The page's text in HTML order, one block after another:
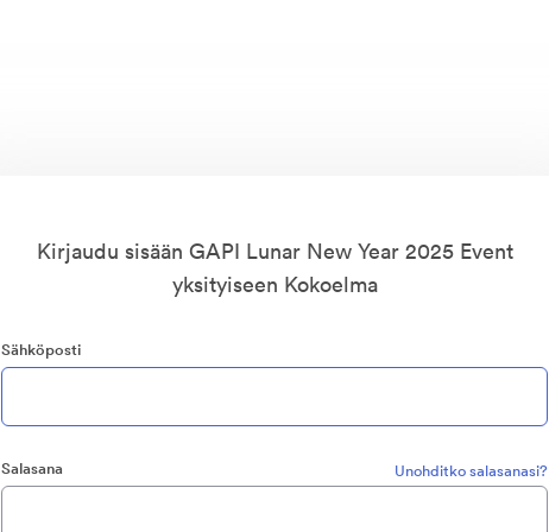
Kirjaudu sisään GAPI Lunar New Year 2025 Event
yksityiseen Kokoelma
Sähköposti
Salasana Unohditko salasanasi?